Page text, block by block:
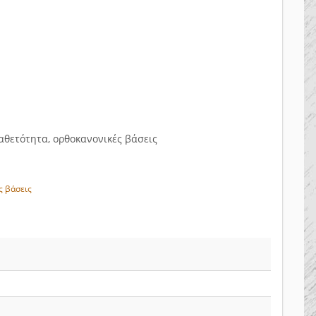
ορθοκανονικές βάσεις
βάσεις